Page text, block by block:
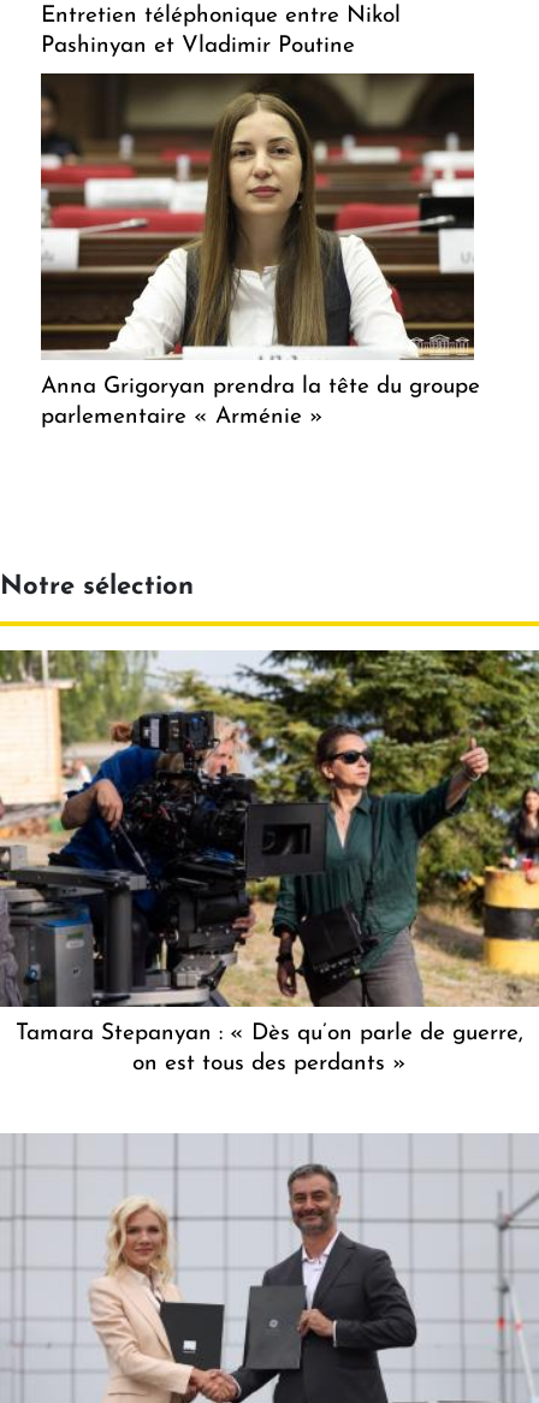
Entretien téléphonique entre Nikol
Pashinyan et Vladimir Poutine
Anna Grigoryan prendra la tête du groupe
parlementaire « Arménie »
Notre sélection
Tamara Stepanyan : « Dès qu’on parle de guerre,
on est tous des perdants »